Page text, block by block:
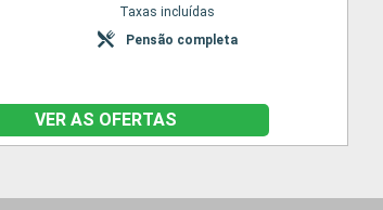
Taxas incluídas
Pensão completa
VER AS OFERTAS